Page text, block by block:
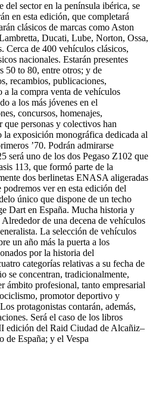
sector en la península ibérica, se
en esta edición, que completará
clásicos de marcas como Aston
Ducati, Lube, Norton, Ossa,
Cerca de 400 vehículos clásicos,
nacionales. Estarán presentes
50 to 80, entre otros; y de
recambios, publicaciones,
a la compra venta de vehículos
a los más jóvenes en el
concursos, homenajes,
personas y colectivos han
exposición monográfica dedicada al
’70. Podrán admirarse
será uno de los dos Pegaso Z102 que
113, que formó parte de la
dos berlinetas ENASA aligeradas
ver en esta edición del
único que dispone de un techo
Dart en España. Mucha historia y
de una decena de vehículos
La selección de vehículos
un año más la puerta a los
por la historia del
categorías relativas a su fecha de
se concentran, tradicionalmente,
ámbito profesional, tanto empresarial
promotor deportivo y
protagonistas contarán, además,
Será el caso de los libros
edición del Raid Ciudad de Alcañiz–
de España; y el Vespa